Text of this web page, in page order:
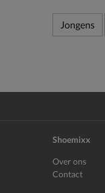
Jongens
Shoemixx
Over ons
Contact